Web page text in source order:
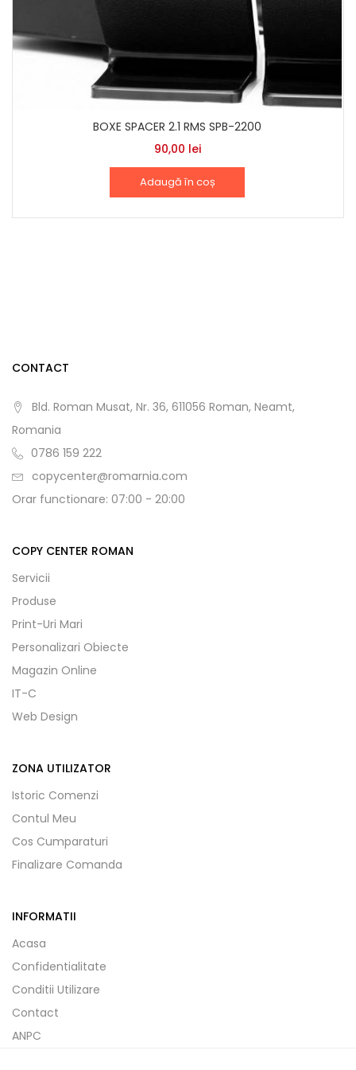
BOXE SPACER 2.1 RMS SPB-2200
90,00 lei
Adaugă în coș
CONTACT
Bld. Roman Musat, Nr. 36, 611056 Roman, Neamt,
Romania
0786 159 222
copycenter@romarnia.com
Orar functionare: 07:00 - 20:00
COPY CENTER ROMAN
Servicii
Produse
Print-Uri Mari
Personalizari Obiecte
Magazin Online
IT-C
Web Design
ZONA UTILIZATOR
Istoric Comenzi
Contul Meu
Cos Cumparaturi
Finalizare Comanda
INFORMATII
Acasa
Confidentialitate
Conditii Utilizare
Contact
ANPC